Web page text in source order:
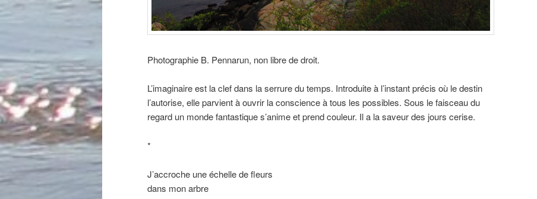
Photographie B. Pennarun, non libre de droit.
L’imaginaire est la clef dans la serrure du temps. Introduite à l’instant précis où le destin
l’autorise, elle parvient à ouvrir la conscience à tous les possibles. Sous le faisceau du
regard un monde fantastique s’anime et prend couleur. Il a la saveur des jours cerise.
*
J’accroche une échelle de fleurs
dans mon arbre